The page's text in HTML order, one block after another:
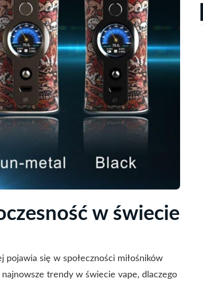
w świecie
pojawia się w społeczności miłośników
trendy w świecie vape, dlaczego